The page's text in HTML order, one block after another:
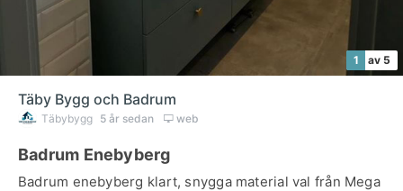
1 av 5
Täby Bygg och Badrum
Täbybygg 5 år sedan web
Badrum Enebyberg
Badrum enebyberg klart, snygga material val från Mega